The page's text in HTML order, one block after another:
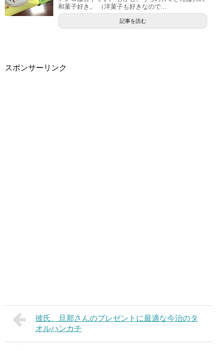
和菓子好き。 （洋菓子も好きなので...
記事を読む
スポンサーリンク
彼氏、旦那さんのプレゼントに最適な今治のタ
オルハンカチ